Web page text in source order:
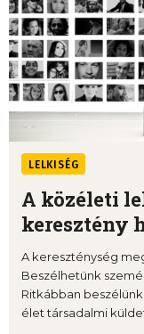
LELKISÉG
A közéleti
keresztény
A kereszténység
Beszélhetünk
Ritkábban
élet társadalmi